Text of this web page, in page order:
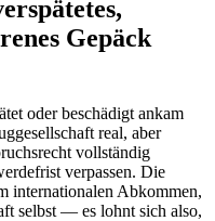
Gepäck
oder beschädigt ankam
real, aber
vollständig
verpassen. Die
internationalen Abkommen,
selbst — es lohnt sich also,